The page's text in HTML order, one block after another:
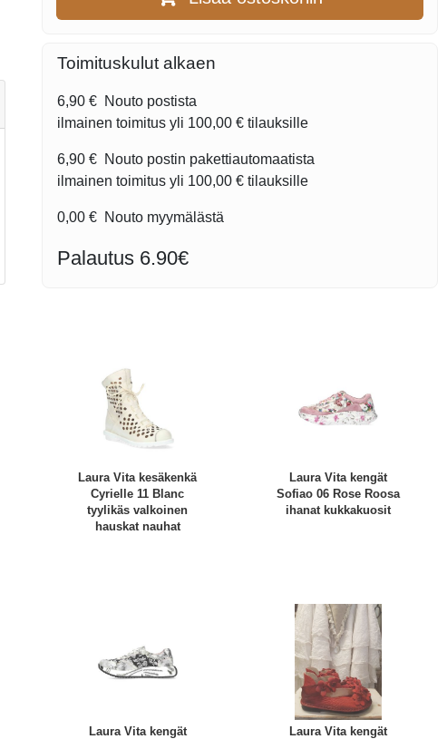
Toimituskulut alkaen
6,90 € Nouto postista
ilmainen toimitus yli 100,00 € tilauksille
6,90 € Nouto postin pakettiautomaatista
ilmainen toimitus yli 100,00 € tilauksille
0,00 € Nouto myymälästä
Palautus 6.90€
Laura Vita kesäkenkä
Cyrielle 11 Blanc
tyylikäs valkoinen
hauskat nauhat
Laura Vita kengät
Sofiao 06 Rose Roosa
ihanat kukkakuosit
Laura Vita kengät
Laura Vita kengät